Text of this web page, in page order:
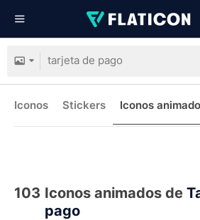
Iconos Stickers Iconos
103 Iconos animados de
pago